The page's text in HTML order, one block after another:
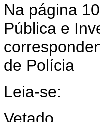
Na página
Pública e
de Polícia
Leia-se:
Vetado